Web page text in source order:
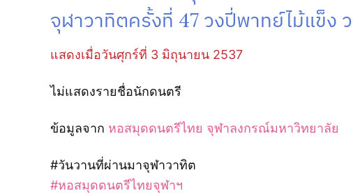
จุฬาวาทิตครั้งที่ 47 วงปี่พาทย์ไม้แข็ง
แสดงเมื่อวันศุกร์ที่ 3 มิถุนายน 2537
ไม่แสดงรายชื่อนักดนตรี
ข้อมูลจาก หอสมุดดนตรีไทย จุฬาลงกรณ์มหาวิทยาลัย
#วันวานที่ผ่านมาจุฬาวาทิต
#หอสมุดดนตรีไทยจุฬาฯ